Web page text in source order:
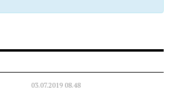
03.07.2019 08.48